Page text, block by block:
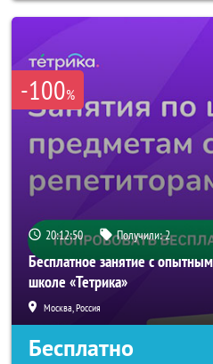
-100%
20:12:50 Получили:2
Бесплатное занятие с
школе «Тетрика»
Москва, Россия
Бесплатно